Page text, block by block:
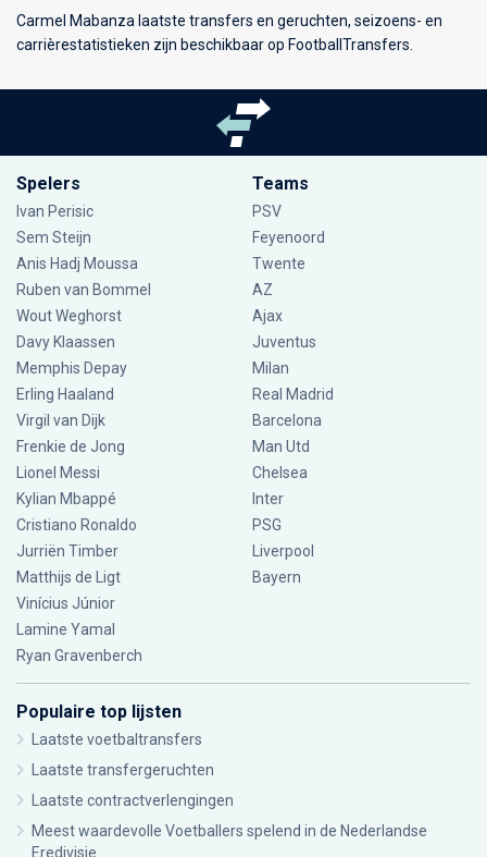
Carmel Mabanza laatste transfers en geruchten, seizoens- en
carrièrestatistieken zijn beschikbaar op FootballTransfers.
Spelers
Ivan Perisic
Sem Steijn
Anis Hadj Moussa
Ruben van Bommel
Wout Weghorst
Davy Klaassen
Memphis Depay
Erling Haaland
Virgil van Dijk
Frenkie de Jong
Lionel Messi
Kylian Mbappé
Cristiano Ronaldo
Jurriën Timber
Matthijs de Ligt
Vinícius Júnior
Lamine Yamal
Ryan Gravenberch
Teams
PSV
Feyenoord
Twente
AZ
Ajax
Juventus
Milan
Real Madrid
Barcelona
Man Utd
Chelsea
Inter
PSG
Liverpool
Bayern
Populaire top lijsten
Laatste voetbaltransfers
Laatste transfergeruchten
Laatste contractverlengingen
Meest waardevolle Voetballers spelend in de Nederlandse
Eredivisie